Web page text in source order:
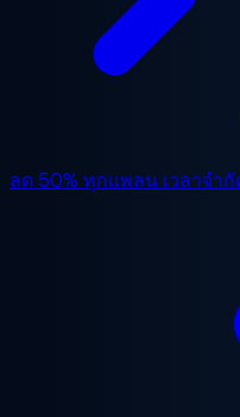
ลด 50% ทุกแพลน เวลาจำ